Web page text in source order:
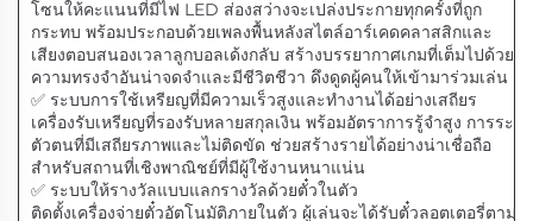
โซนให้คะแนนที่มีไฟ LED ส่องสว่างจะเปล่งประกายทุกครั้งที่ถูก
กระทบ พร้อมประกอบด้วยเพลงพื้นหลังสไตล์อาร์เคดคลาสสิกและ
เสียงตอบสนองเวลาลูกบอลเด้งกลับ สร้างบรรยากาศเกมที่เต็มไปด้วย
ความทรงจำอันน่าจดจำและมีชีวิตชีวา ดึงดูดผู้คนให้เข้ามาร่วมเล่น
✅ ระบบการใช้เหรียญที่มีความเร็วสูงและทำงานได้อย่างเสถียร
เครื่องรับเหรียญที่รองรับหลายสกุลเงิน พร้อมอัตราการรู้จำสูง การระบุ
ตัวตนที่มีเสถียรภาพและไม่ติดขัด ช่วยสร้างรายได้อย่างน่าเชื่อถือ
สำหรับสถานที่เชิงพาณิชย์ที่มีผู้ใช้งานหนาแน่น
✅ ระบบให้รางวัลแบบแลกรางวัลด้วยตั๋วในตัว
ติดตั้งเครื่องจ่ายตั๋วอัตโนมัติภายในตัว ผู้เล่นจะได้รับตั๋วลอตเตอรี่ตาม